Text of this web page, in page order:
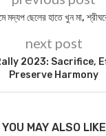
মদ্যপ ছেলের হাতে খুন মা,
next post
2023: Sacrifice,
Preserve Harmony
YOU MAY ALSO LIKE